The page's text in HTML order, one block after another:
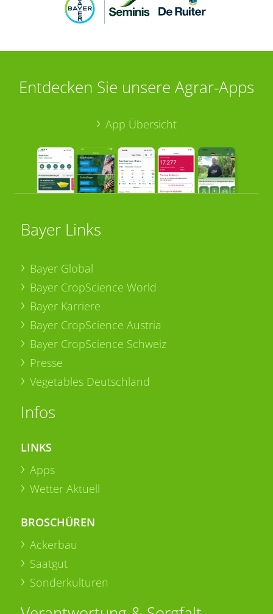
Entdecken Sie unsere Agrar-Apps
App Übersicht
Bayer Links
Bayer Global
Bayer CropScience World
Bayer Karriere
Bayer CropScience Austria
Bayer CropScience Schweiz
Presse
Vegetables Deutschland
Infos
LINKS
Apps
Wetter Aktuell
BROSCHÜREN
Ackerbau
Saatgut
Sonderkulturen